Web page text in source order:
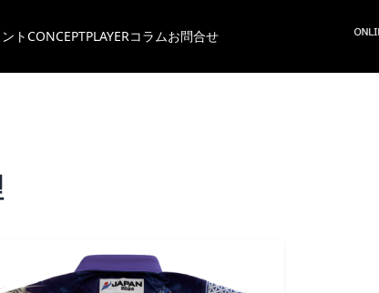
トCONCEPTPLAYERコラムお問合せ